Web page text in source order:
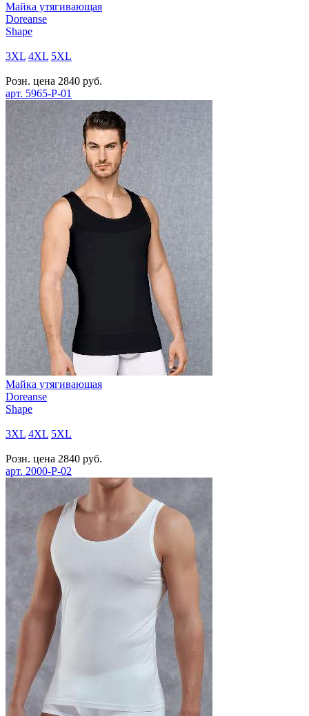
Майка утягивающая
Doreanse
Shape
3XL 4XL 5XL
Розн. цена 2840 руб.
арт. 5965-P-01
Майка утягивающая
Doreanse
Shape
3XL 4XL 5XL
Розн. цена 2840 руб.
арт. 2000-P-02